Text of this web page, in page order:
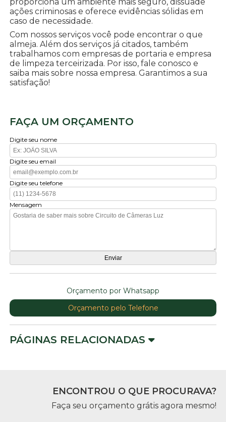
ações criminosas e oferece evidências sólidas em
caso de necessidade.
Com nossos serviços você pode encontrar o que
almeja. Além dos serviços já citados, também
trabalhamos com empresas de portaria e empresa
de limpeza terceirizada. Por isso, fale conosco e
saiba mais sobre nossa empresa. Garantimos a sua
satisfação!
FAÇA UM ORÇAMENTO
Digite seu nome
Digite seu email
Digite seu telefone
Mensagem
Orçamento por Whatsapp
Orçamento pelo Telefone
PÁGINAS RELACIONADAS
ENCONTROU O QUE PROCURAVA?
Faça seu orçamento grátis agora mesmo!